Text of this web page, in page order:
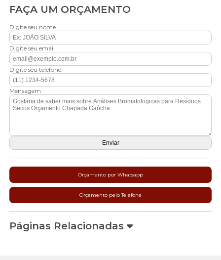
FAÇA UM ORÇAMENTO
Digite seu nome
Digite seu email
Digite seu telefone
Mensagem
Orçamento por Whatsapp
Orçamento pelo Telefone
Páginas Relacionadas